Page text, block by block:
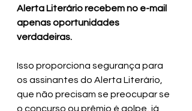
Alerta Literário recebem no e-mail
apenas oportunidades
verdadeiras.
Isso proporciona segurança para
os assinantes do Alerta Literário,
que não precisam se preocupar se
o concurso ou prêmio é golpe, já